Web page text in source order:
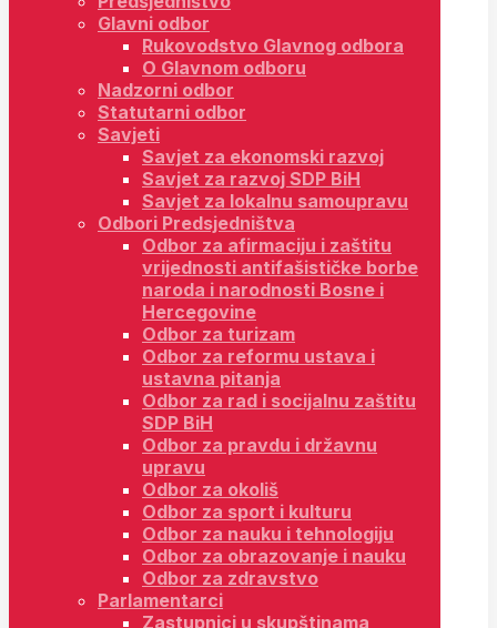
Glavni odbor
Rukovodstvo Glavnog odbora
O Glavnom odboru
Nadzorni odbor
Statutarni odbor
Savjeti
Savjet za ekonomski razvoj
Savjet za razvoj SDP BiH
Savjet za lokalnu samoupravu
Odbori Predsjedništva
Odbor za afirmaciju i zaštitu
vrijednosti antifašističke borbe
naroda i narodnosti Bosne i
Hercegovine
Odbor za turizam
Odbor za reformu ustava i
ustavna pitanja
Odbor za rad i socijalnu zaštitu
SDP BiH
Odbor za pravdu i državnu
upravu
Odbor za okoliš
Odbor za sport i kulturu
Odbor za nauku i tehnologiju
Odbor za obrazovanje i nauku
Odbor za zdravstvo
Parlamentarci
Zastupnici u skupštinama